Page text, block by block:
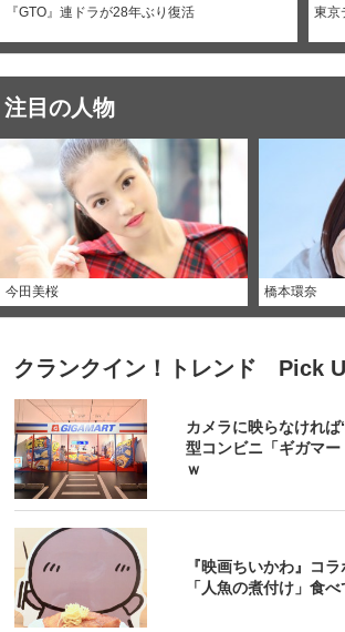
『GTO』連ドラが28年ぶり復活 東京
注目の人物
今田美桜 橋本環奈
クランクイン！トレンド Pick
カメラに映らなけれ
型コンビニ「ギガマ
ｗ
『映画ちいかわ』コ
「人魚の煮付け」食